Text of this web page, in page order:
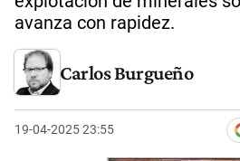
avanza con rapidez.
Carlos Burgueño
19-04-2025 23:55